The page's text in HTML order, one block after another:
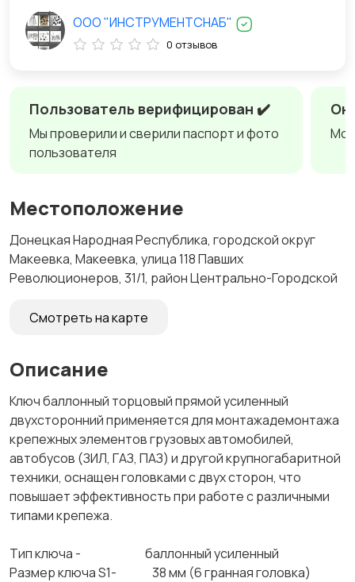
Пользователь верифицирован ✔️
Мы проверили и сверили паспорт и фото
пользователя
Местоположение
Донецкая Народная Республика, городской округ
Макеевка, Макеевка, улица 118 Павших
Революционеров, 31/1, район Центрально-Городской
Смотреть на карте
Описание
Ключ баллонный торцовый прямой усиленный
двухсторонний применяется для монтажадемонтажа
крепежных элементов грузовых автомобилей,
автобусов (ЗИЛ, ГАЗ, ПАЗ) и другой крупногабаритной
техники, оснащен головками с двух сторон, что
повышает эффективность при работе с различными
типами крепежа.
Тип ключа - баллонный усиленный
Размер ключа S1- 38 мм (6 гранная головка)
ООО "ИНСТРУМЕНТСНАБ"
0 отзывов